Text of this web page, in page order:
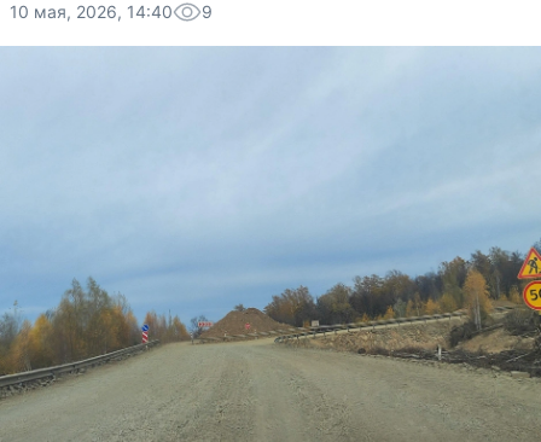
10 мая, 2026, 14:40 9